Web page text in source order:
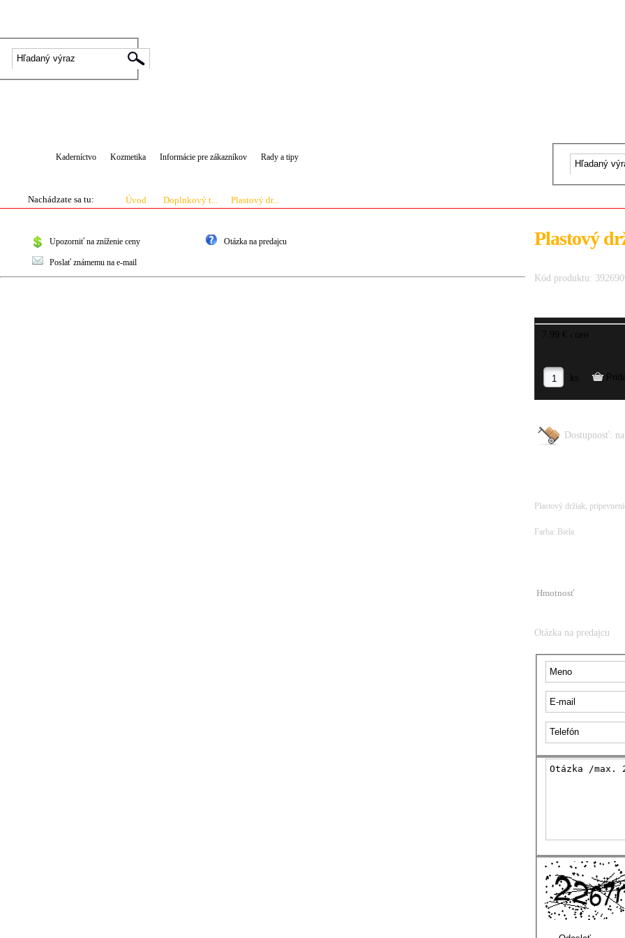
Kaderníctvo Kozmetika Informácie pre zákazníkov Rady a tipy
Nachádzate sa tu: Úvod Doplnkový t... Plastový dr...
Upozorniť na zníženie ceny Otázka na predajcu
Poslať známemu na e-mail
Plastový
Kód produktu:
7.99 € s DPH
ks
Dostupnosť:
Plastový držiak,
Farba: Biela
Hmotnosť
Otázka na predajcu